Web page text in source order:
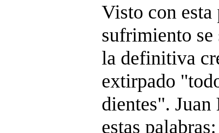
Visto con esta
sufrimiento se
la definitiva
extirpado
dientes".
estas